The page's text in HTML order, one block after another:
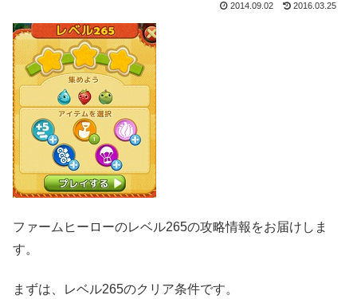
2014.09.02 2016.03.25
ファームヒーローのレベル265の攻略情報をお届けしま
す。
まずは、レベル265のクリア条件です。